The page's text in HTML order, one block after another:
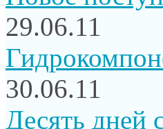
29.06.11
30.06.11
Десять дней